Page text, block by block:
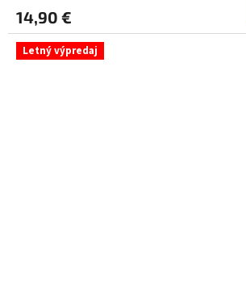
14,90 €
Letný výpredaj